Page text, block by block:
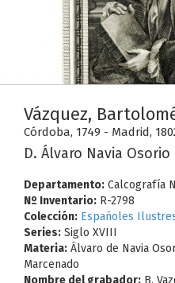
Vázquez,
Córdoba, 1749 - Madrid,
D. Álvaro Navia Osorio
Departamento: Calcografía
Nº Inventario: R-2798
Colección: Españoles
Series: Siglo XVIII
Materia: Álvaro de Navia
Marcenado
Nombre del grabador: B.